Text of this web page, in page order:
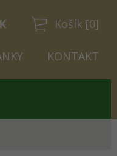
Košík [0]
KONTAKT